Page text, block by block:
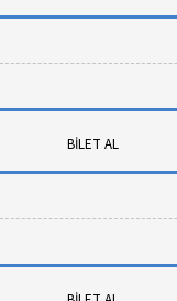
BİLET AL